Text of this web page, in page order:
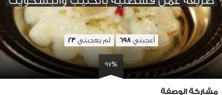
أعجبني698 لم يعجبني23
97%
مشاركة الوصفة